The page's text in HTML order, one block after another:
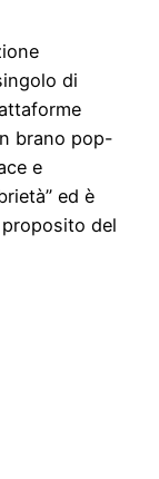
di
brano pop-
e
ed è
proposito del